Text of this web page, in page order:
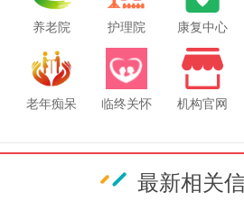
养老院 护理院 康复中心
老年痴呆 临终关怀 机构官网
最新相关